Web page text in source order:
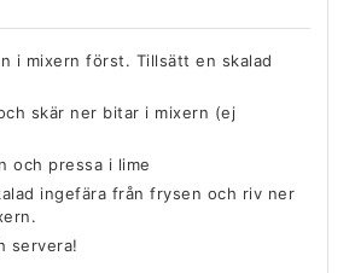
i mixern först. Tillsätt en skalad
skär ner bitar i mixern (ej
och pressa i lime
ingefära från frysen och riv ner
servera!